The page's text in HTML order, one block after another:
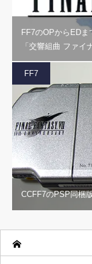
FF7のOPからED
「交響組曲 ファイ
FF7
CCFF7のPSP同梱